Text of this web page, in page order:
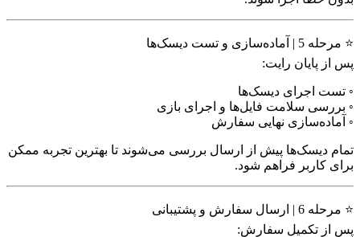
⭐ مرحله 5 | آماده‌سازی و تست دیسک‌ها
پس از پایان رایت:
◦ تست اجرای دیسک‌ها
◦ بررسی سلامت فایل‌ها و اجرای بازی
◦ آماده‌سازی نهایی سفارش
تمام دیسک‌ها پیش از ارسال بررسی می‌شوند تا بهترین تجربه ممکن
برای کاربر فراهم شود.
⭐ مرحله 6 | ارسال سفارش و پشتیبانی
پس از تکمیل سفارش: